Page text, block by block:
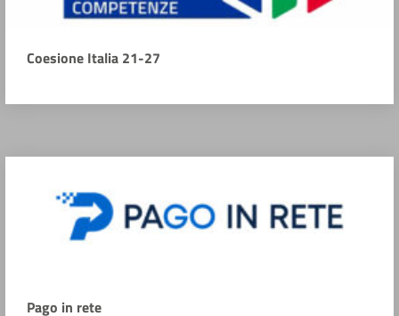
Coesione Italia 21-27
Pago in rete